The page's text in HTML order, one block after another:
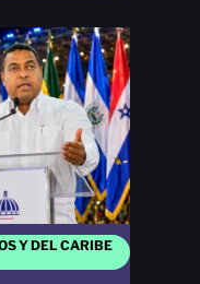
Y DEL CARIBE